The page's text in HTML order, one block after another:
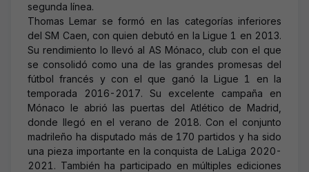
segunda línea.
Thomas Lemar se formó en las categorías inferiores
del SM Caen, con quien debutó en la Ligue 1 en 2013.
Su rendimiento lo llevó al AS Mónaco, club con el que
se consolidó como una de las grandes promesas del
fútbol francés y con el que ganó la Ligue 1 en la
temporada 2016-2017. Su excelente campaña en
Mónaco le abrió las puertas del Atlético de Madrid,
donde llegó en el verano de 2018. Con el conjunto
madrileño ha disputado más de 170 partidos y ha sido
una pieza importante en la conquista de LaLiga 2020-
2021. También ha participado en múltiples ediciones